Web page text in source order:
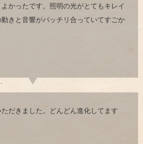
かったです。照明の光がとてもキレイ
きと音響がバッチリ合っていてすごか
だきました。どんどん進化してます